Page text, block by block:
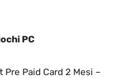
PC
Pre Paid Card 2 Mesi –